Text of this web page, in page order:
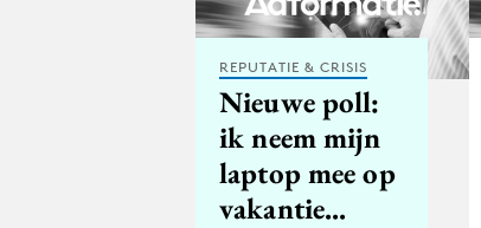
REPUTATIE & CRISIS
Nieuwe poll:
ik neem mijn
laptop mee op
vakantie...